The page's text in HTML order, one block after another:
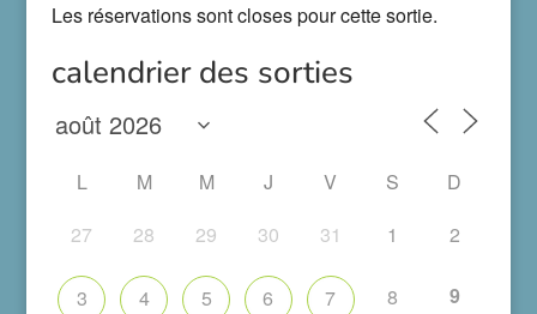
Les réservations sont closes pour cette sortie.
calendrier des sorties
L M M J V S
D
27
28 29 30 31 1 2
3 4 5 6 7 8 9